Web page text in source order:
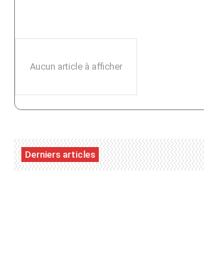
Aucun article à afficher
Derniers articles